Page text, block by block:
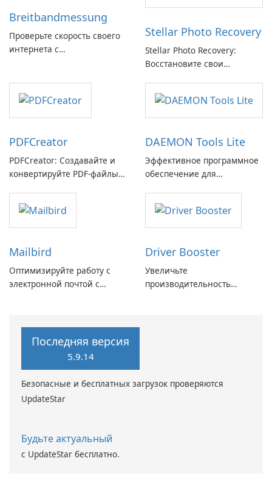
Breitbandmessung
Проверьте скорость своего
интернета с
Stellar Photo Recovery
Stellar Photo Recovery:
Восстановите свои
с легкостью
PDFCreator
PDFCreator: Создавайте и
конвертируйте PDF-файлы с
DAEMON Tools Lite
Эффективное программное
обеспечение для
Mailbird
Оптимизируйте работу с
электронной почтой с
Driver Booster
Увеличьте
производительность
Последняя версия
5.9.14
Безопасные и бесплатных загрузок проверяются
UpdateStar
Будьте актуальный
с UpdateStar бесплатно.